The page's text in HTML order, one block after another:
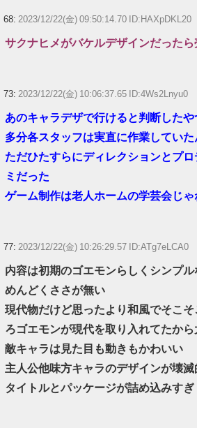
68: 2023/12/22(金) 09:50:14.70 ID:HAXpDKL20
サクナヒメがバケルデザインだった
73: 2023/12/22(金) 10:06:37.65 ID:4Ws2Lnyu0
あのキャラデザで行けると判断した
多分各スタッフは実直に作業していた
ただひたすらにディレクションとプ
ミだった
ゲーム制作は老人ホームの学芸会じゃ
77: 2023/12/22(金) 10:26:29.57 ID:ATg7eLCA0
内容は初期のゴエモンらしくシンプ
めんどくささが無い
現代物だけど思ったより和風でそこ
ろゴエモンが現代を取り入れてたから
敵キャラは見た目も動きもかわいい
主人公他味方キャラのデザインが壊
タイトルとパッケージが詰め込みすぎ